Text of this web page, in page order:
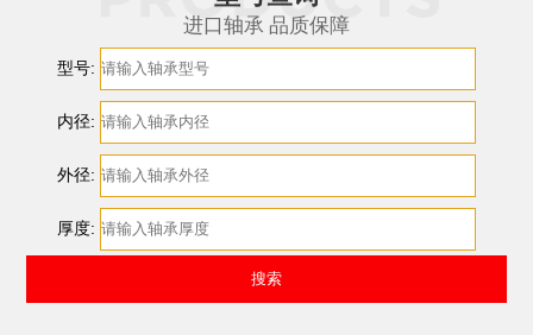
进口轴承 品质保障
型号:
内径:
外径:
厚度: